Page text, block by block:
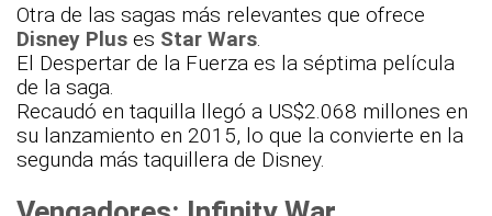
Otra de las sagas más relevantes que ofrece
Disney Plus es Star Wars
El Despertar de la Fuerza es la séptima película
de la saga.
Recaudó en taquilla llegó a US$2.068 millones en
su lanzamiento en 2015, lo que la convierte en la
segunda más taquillera de Disney.